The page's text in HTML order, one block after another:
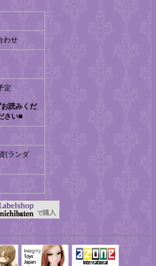
わせ
定
読みくだ
さい■
(ランダ